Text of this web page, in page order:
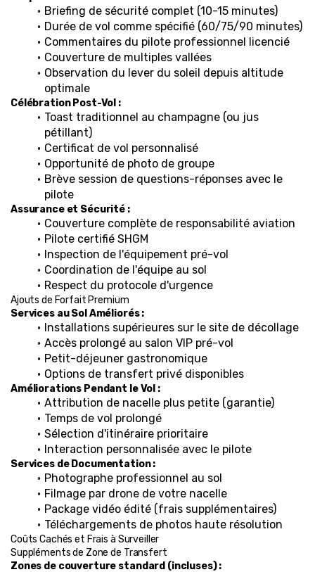
Briefing de sécurité complet (10-15 minutes)
Durée de vol comme spécifié (60/75/90 minutes)
Commentaires du pilote professionnel licencié
Couverture de multiples vallées
Observation du lever du soleil depuis altitude
optimale
Célébration Post-Vol :
Toast traditionnel au champagne (ou jus
pétillant)
Certificat de vol personnalisé
Opportunité de photo de groupe
Brève session de questions-réponses avec le
pilote
Assurance et Sécurité :
Couverture complète de responsabilité aviation
Pilote certifié SHGM
Inspection de l'équipement pré-vol
Coordination de l'équipe au sol
Respect du protocole d'urgence
Ajouts de Forfait Premium
Services au Sol Améliorés :
Installations supérieures sur le site de décollage
Accès prolongé au salon VIP pré-vol
Petit-déjeuner gastronomique
Options de transfert privé disponibles
Améliorations Pendant le Vol :
Attribution de nacelle plus petite (garantie)
Temps de vol prolongé
Sélection d'itinéraire prioritaire
Interaction personnalisée avec le pilote
Services de Documentation :
Photographe professionnel au sol
Filmage par drone de votre nacelle
Package vidéo édité (frais supplémentaires)
Téléchargements de photos haute résolution
Coûts Cachés et Frais à Surveiller
Suppléments de Zone de Transfert
Zones de couverture standard (incluses) :